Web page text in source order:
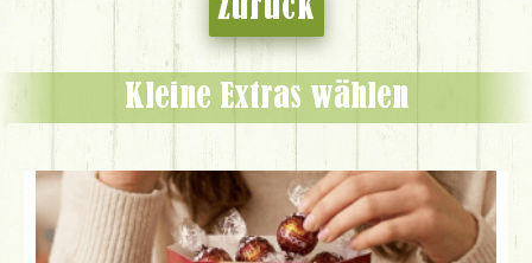
Zurück
Kleine Extras wählen